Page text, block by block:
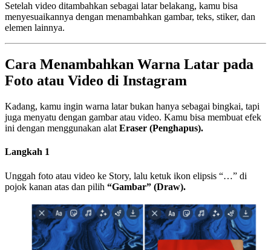
Setelah video ditambahkan sebagai latar belakang, kamu bisa
menyesuaikannya dengan menambahkan gambar, teks, stiker, dan
elemen lainnya.
Cara Menambahkan Warna Latar pada
Foto atau Video di Instagram
Kadang, kamu ingin warna latar bukan hanya sebagai bingkai, tapi
juga menyatu dengan gambar atau video. Kamu bisa membuat efek
ini dengan menggunakan alat Eraser (Penghapus).
Langkah 1
Unggah foto atau video ke Story, lalu ketuk ikon elipsis “…” di
pojok kanan atas dan pilih “Gambar” (Draw).